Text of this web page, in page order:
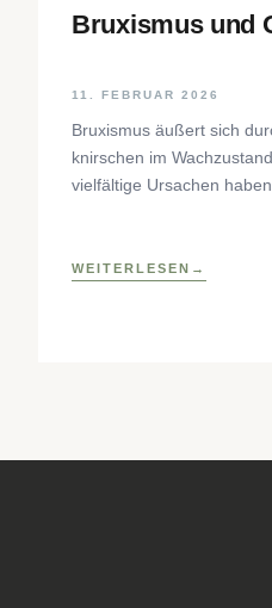
Bruxismus und
11. FEBRUAR 2026
Bruxismus äußert sich
knirschen im
vielfältige Ursachen
osteopathische
WEITERLESEN